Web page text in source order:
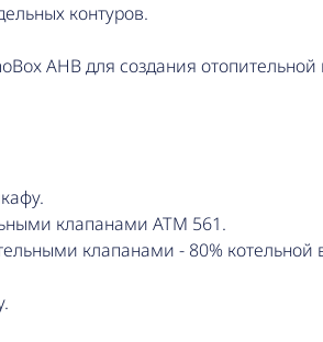
контуров.
AHB для создания
клапанами ATM 561.
клапанами - 80%